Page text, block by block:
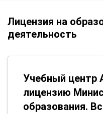
Лицензия на
деятельность
Учебный центр
лицензию
образования.